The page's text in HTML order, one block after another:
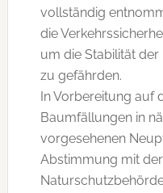
vollständig
die
um die Stabilität
zu gefährden.
In Vorbereitung auf
Baumfällungen in
vorgesehenen
Abstimmung mit